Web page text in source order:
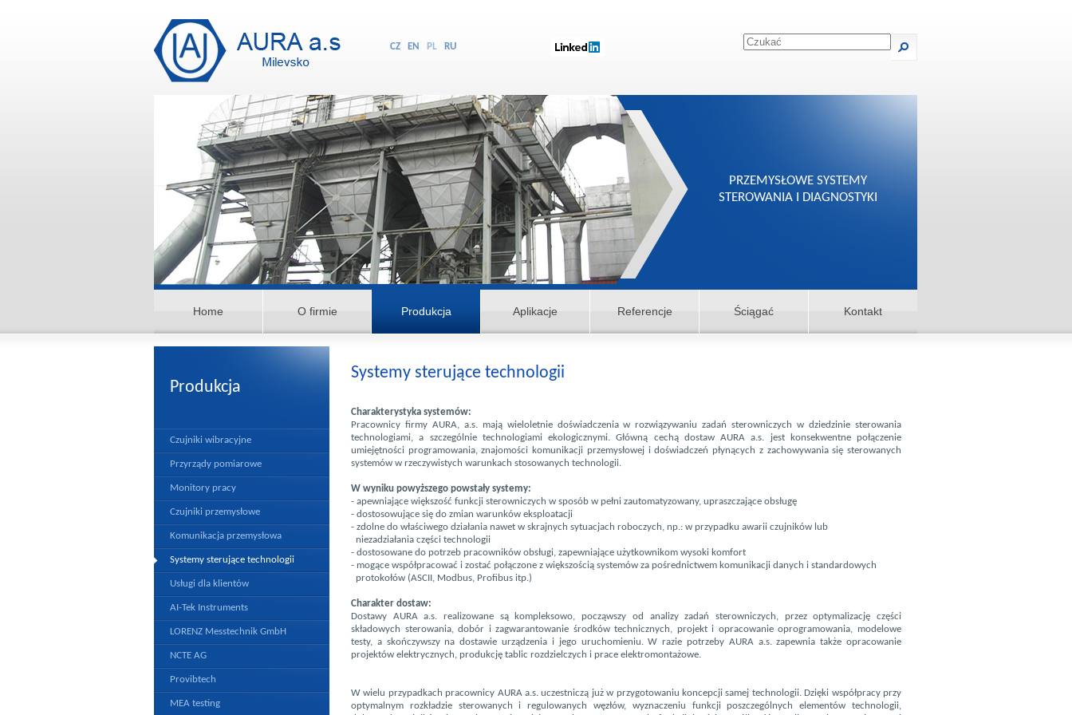
CZ EN PL RU
PRZEMYSŁOWE SYSTEMY
STEROWANIA I DIAGNOSTYKI
Home O firmie Produkcja Aplikacje Referencje Ściągać Kontakt
Produkcja
Czujniki wibracyjne
Przyrządy pomiarowe
Monitory pracy
Czujniki przemysłowe
Komunikacja przemysłowa
Systemy sterujące technologii
Usługi dla klientów
AI-Tek Instruments
LORENZ Messtechnik GmbH
NCTE AG
Provibtech
MEA testing
Systemy sterujące technologii
Charakterystyka systemów:
Pracownicy firmy AURA, a.s. mają wieloletnie doświadczenia w rozwiązywaniu zadań sterowniczych w dziedzinie sterowania
technologiami, a szczególnie technologiami ekologicznymi. Główną cechą dostaw AURA a.s. jest konsekwentne połączenie
umiejętności programowania, znajomości komunikacji przemysłowej i doświadczeń płynących z zachowywania się sterowanych
systemów w rzeczywistych warunkach stosowanych technologii.
W wyniku powyższego powstały systemy:
- apewniające większość funkcji sterowniczych w sposób w pełni zautomatyzowany, upraszczające obsługę
- dostosowujące się do zmian warunków eksploatacji
- zdolne do właściwego działania nawet w skrajnych sytuacjach roboczych, np.: w przypadku awarii czujników lub
niezadziałania części technologii
- dostosowane do potrzeb pracowników obsługi, zapewniające użytkownikom wysoki komfort
- mogące współpracować i zostać połączone z większością systemów za pośrednictwem komunikacji danych i standardowych
protokołów (ASCII, Modbus, Profibus itp.)
Charakter dostaw:
Dostawy AURA a.s. realizowane są kompleksowo, począwszy od analizy zadań sterowniczych, przez optymalizację części
składowych sterowania, dobór i zagwarantowanie środków technicznych, projekt i opracowanie oprogramowania, modelowe
testy, a skończywszy na dostawie urządzenia i jego uruchomieniu. W razie potrzeby AURA a.s. zapewnia także opracowanie
projektów elektrycznych, produkcję tablic rozdzielczych i prace elektromontażowe.
W wielu przypadkach pracownicy AURA a.s. uczestniczą już w przygotowaniu koncepcji samej technologii. Dzięki współpracy przy
optymalnym rozkładzie sterowanych i regulowanych węzłów, wyznaczeniu funkcji poszczególnych elementów technologii,